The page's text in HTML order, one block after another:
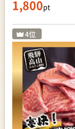
1,800pt